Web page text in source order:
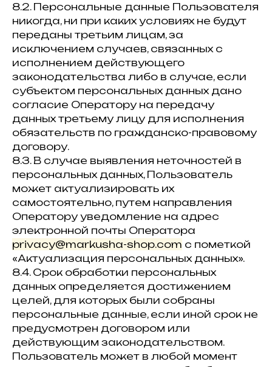
8.2. Персональные данные Пользователя
никогда, ни при каких условиях не будут
переданы третьим лицам, за
исключением случаев, связанных с
исполнением действующего
законодательства либо в случае, если
субъектом персональных данных дано
согласие Оператору на передачу
данных третьему лицу для исполнения
обязательств по гражданско-правовому
договору.
8.3. В случае выявления неточностей в
персональных данных, Пользователь
может актуализировать их
самостоятельно, путем направления
Оператору уведомление на адрес
электронной почты Оператора
privacy@markusha-shop.com с пометкой
«Актуализация персональных данных».
8.4. Срок обработки персональных
данных определяется достижением
целей, для которых были собраны
персональные данные, если иной срок не
предусмотрен договором или
действующим законодательством.
Пользователь может в любой момент